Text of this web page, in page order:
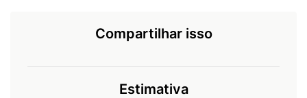
Compartilhar isso
Estimativa